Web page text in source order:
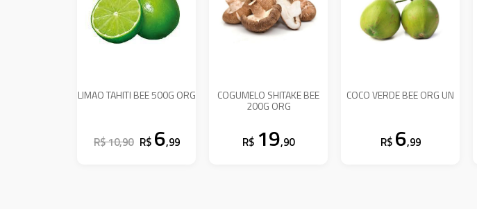
LIMAO TAHITI BEE 500G ORG
R$ 10,90 R$ 6,99
COGUMELO SHITAKE BEE
200G ORG
R$ 19,90
COCO VERDE BEE ORG UN
R$ 6,99